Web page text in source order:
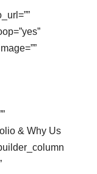
& Why Us